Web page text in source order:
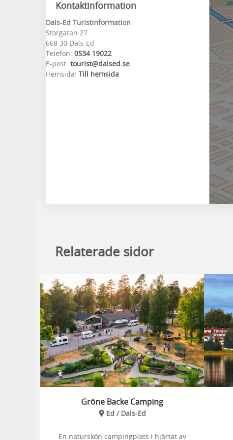
Kontaktinformation
Dals-Ed Turistinformation
Storgatan 27
668 30 Dals-Ed
Telefon: 0534 19022
E-post: tourist@dalsed.se
Hemsida: Till hemsida
Relaterade sidor
Gröne Backe Camping
Ed / Dals-Ed
En naturskön campingplats i hjärtat av